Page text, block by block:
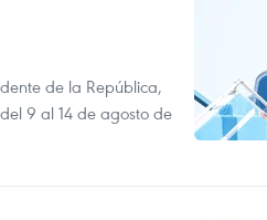
de la República,
9 al 14 de agosto de